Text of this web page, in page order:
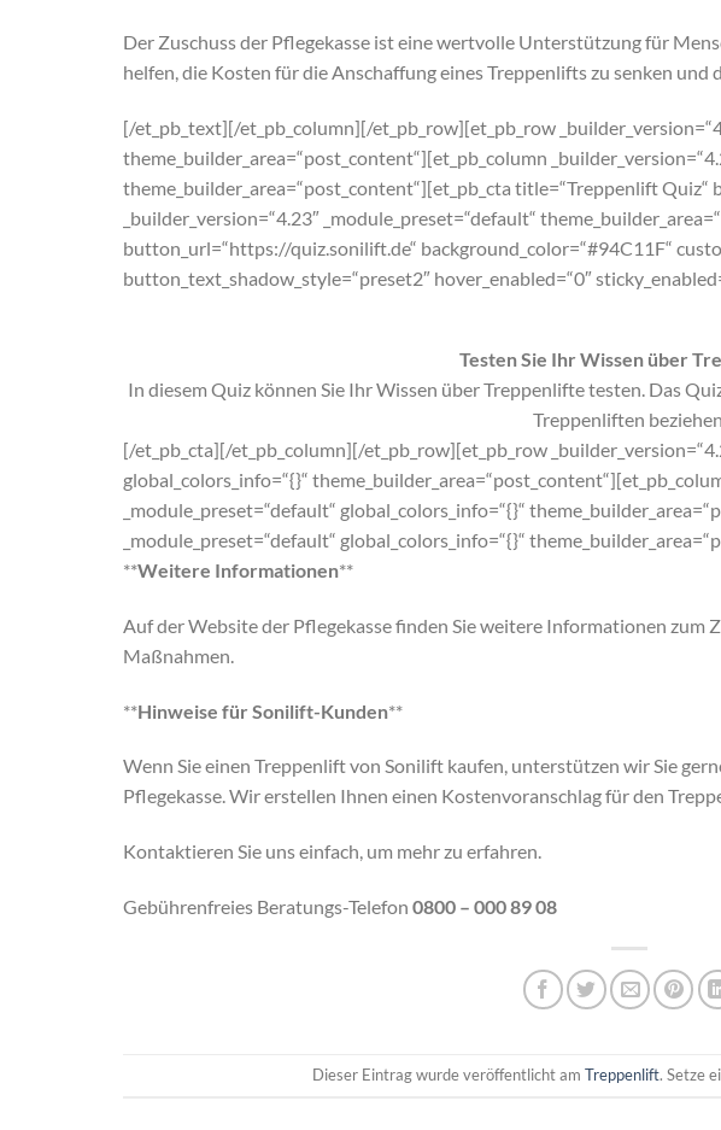
Der Zuschuss der Pflegekasse ist eine wertvolle Unterstützung für
helfen, die Kosten für die Anschaffung eines Treppenlifts zu senken
[/et_pb_text][/et_pb_column][/et_pb_row][et_pb_row
theme_builder_area=“post_content“][et_pb_column
theme_builder_area=“post_content“][et_pb_cta title=“Treppenlift Quiz“
_builder_version=“4.23″ _module_preset=“default“
button_url=“https://quiz.sonilift.de“ background_color=“#94C11F“
button_text_shadow_style=“preset2″ hover_enabled=“0″
Testen Sie Ihr Wissen über
In diesem Quiz können Sie Ihr Wissen über Treppenlifte testen. Das
Treppenliften
[/et_pb_cta][/et_pb_column][/et_pb_row][et_pb_row
global_colors_info=“{}“
_module_preset=“default“ global_colors_info=“{}“
_module_preset=“default“ global_colors_info=“{}“
**Weitere Informationen**
Auf der Website der Pflegekasse finden Sie weitere Informationen zum
Maßnahmen.
**Hinweise für Sonilift-Kunden**
Wenn Sie einen Treppenlift von Sonilift kaufen, unterstützen wir Sie
Pflegekasse. Wir erstellen Ihnen einen Kostenvoranschlag für den
Kontaktieren Sie uns einfach, um mehr zu erfahren.
Gebührenfreies Beratungs-Telefon 0800 – 000 89 08
Dieser Eintrag wurde veröffentlicht am Treppenlift. Setze